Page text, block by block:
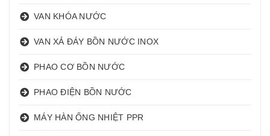
VAN KHÓA NƯỚC
VAN XẢ ĐÁY BỒN NƯỚC INOX
PHAO CƠ BỒN NƯỚC
PHAO ĐIỆN BỒN NƯỚC
MÁY HÀN ỐNG NHIỆT PPR